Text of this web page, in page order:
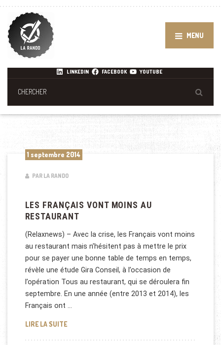
MENU
LINKEDIN FACEBOOK YOUTUBE
1 septembre 2014
PAR LA RANDO
LES FRANÇAIS VONT MOINS AU
RESTAURANT
(Relaxnews) – Avec la crise, les Français vont moins
au restaurant mais n’hésitent pas à mettre le prix
pour se payer une bonne table de temps en temps,
révèle une étude Gira Conseil, à l’occasion de
l’opération Tous au restaurant, qui se déroulera fin
septembre. En une année (entre 2013 et 2014), les
Français ont …
LIRE LA SUITELES FRANÇAIS VONT MOINS AU RESTAURANT